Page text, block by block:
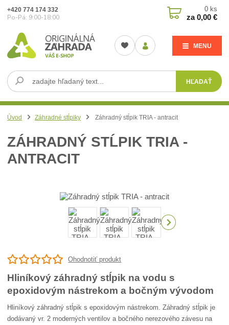
MENU
HĽADAŤ
+420 774 174 332
Po-Pá: 9:00-18:00
0 ks
za0,00 €
Úvod Záhradné stĺpiky Záhradný stĺpik TRIA - antracit
ZÁHRADNÝ STĹPIK TRIA -
ANTRACIT
Ohodnotiť produkt
Hliníkový záhradný stĺpik na vodu s
epoxidovým nástrekom a bočným vývodom
Hliníkový záhradný stĺpik s epoxidovým nástrekom. Záhradný stĺpik je
dodávaný vr. 2 moderných ventilov a bočného nerezového závesu na